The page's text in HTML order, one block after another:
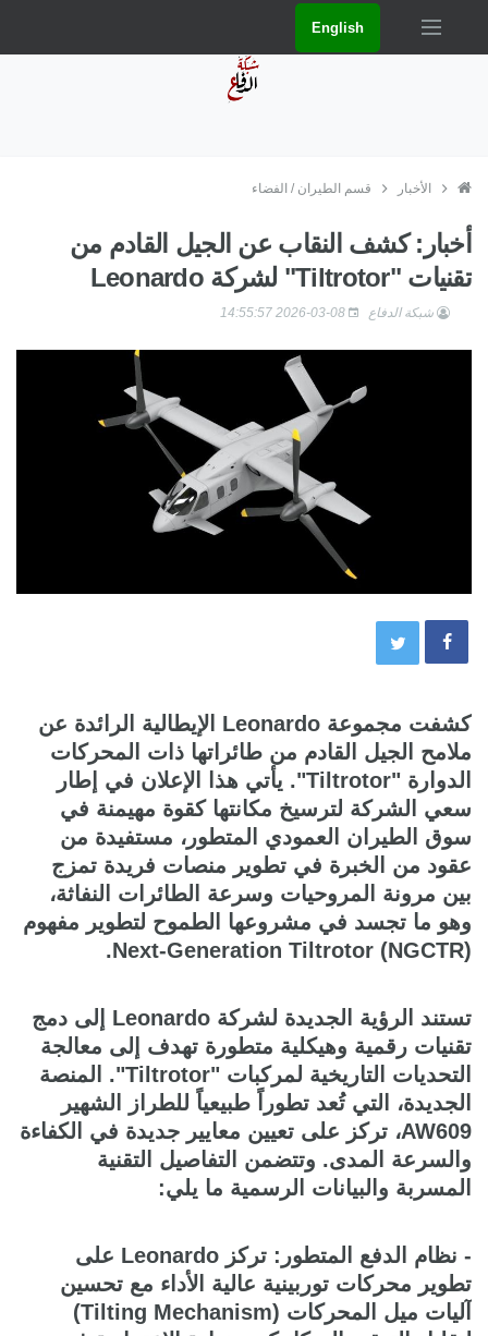
English
الأخبار قسم الطيران / الفضاء
أخبار: كشف النقاب عن الجيل القادم من
تقنيات "Tiltrotor" لشركة Leonardo
شبكة الدفاع
كشفت مجموعة Leonardo الإيطالية الرائدة عن
ملامح الجيل القادم من طائراتها ذات المحركات
الدوارة "Tiltrotor". يأتي هذا الإعلان في إطار
سعي الشركة لترسيخ مكانتها كقوة مهيمنة في
سوق الطيران العمودي المتطور، مستفيدة من
عقود من الخبرة في تطوير منصات فريدة تمزج
بين مرونة المروحيات وسرعة الطائرات النفاثة،
وهو ما تجسد في مشروعها الطموح لتطوير مفهوم
Next-Generation Tiltrotor (NGCTR).
تستند الرؤية الجديدة لشركة Leonardo إلى دمج
تقنيات رقمية وهيكلية متطورة تهدف إلى معالجة
التحديات التاريخية لمركبات "Tiltrotor". المنصة
الجديدة، التي تُعد تطوراً طبيعياً للطراز الشهير
AW609، تركز على تعيين معايير جديدة في الكفاءة
والسرعة المدى. وتتضمن التفاصيل التقنية
المسربة والبيانات الرسمية ما يلي:
- نظام الدفع المتطور: تركز Leonardo على
تطوير محركات توربينية عالية الأداء مع تحسين
آليات ميل المحركات (Tilting Mechanism)